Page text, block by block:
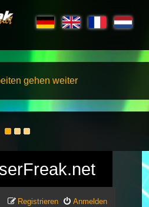
gehen weiter
Anmelden
Registrieren